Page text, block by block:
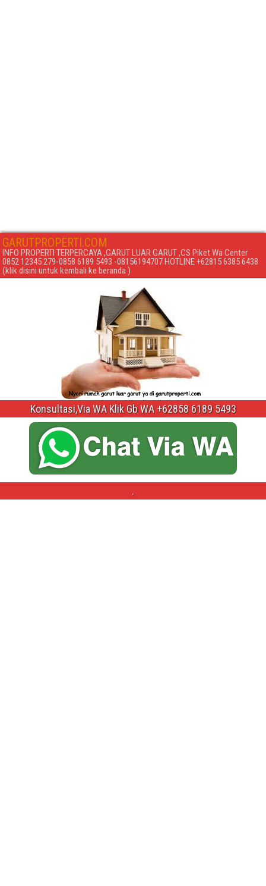
GARUTPROPERTI.COM
INFO PROPERTI TERPERCAYA ,GARUT LUAR GARUT ,CS Piket Wa Center
0852 12345 279-0858 6189 5493 -08156194707 HOTLINE +62815 6385 6438
(klik disini untuk kembali ke beranda )
Konsultasi,Via WA Klik Gb WA +62858 6189 5493
.